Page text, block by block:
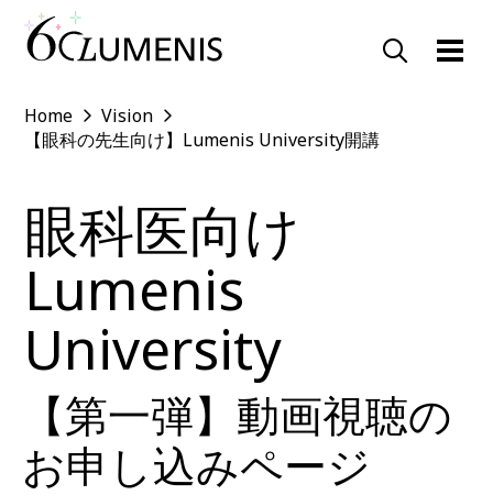
Home
Vision
【眼科の先生向け】Lumenis University開講
眼科医向け
Lumenis
University
【第一弾】動画視聴の
お申し込みページ